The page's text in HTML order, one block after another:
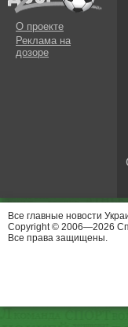
О проекте
Реклама на
дозоре
Все главные новости
Copyright © 2006—2026
Все права защищены.